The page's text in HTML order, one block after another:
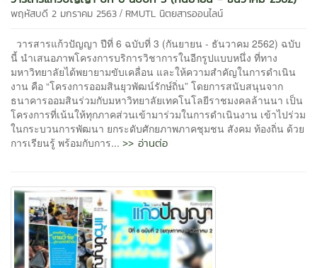
พฤหัสบดี 2 มกราคม 2563 / RMUTL นิตยสารออนไลน์
วารสารแก้วปัญญา ปีที่ 6 ฉบับที่ 3 (กันยายน - ธันวาคม 2562) ฉบับ
นี้ นําเสนอภาพโครงการบริการวิชาการในอีกรูปแบบหนึ่ง ที่ทาง
มหาวิทยาลัยได้พยายามขับเคลื่อน และให้ความสําคัญในการดําเนิน
งาน คือ “โครงการออมสินยุวพัฒน์รักษ์ถิ่น” โดยการสนับสนุนจาก
ธนาคารออมสินร่วมกับมหาวิทยาลัยเทคโนโลยีราชมงคลล้านนา เป็น
โครงการที่เน้นให้ทุกภาคส่วนเข้ามาร่วมในการดําเนินงาน เข้าไปร่วม
ในกระบวนการพัฒนา ยกระดับศักยภาพภาคชุมชน สังคม ท้องถิ่น ด้วย
การเรียนรู้ พร้อมกับการ... >> อ่านต่อ